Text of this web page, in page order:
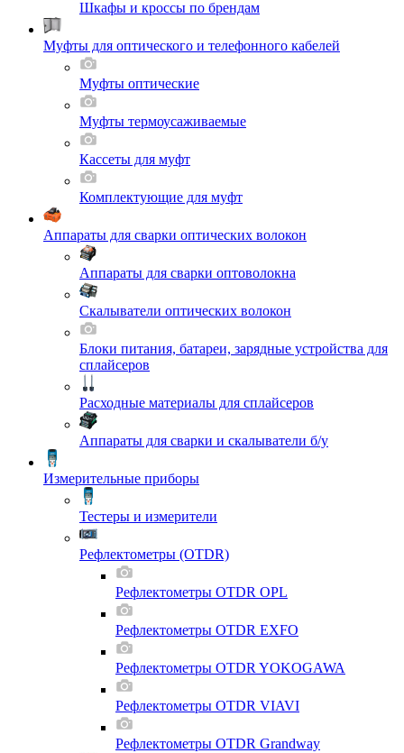
Шкафы и кроссы по брендам
Муфты для оптического и телефонного кабелей
Муфты оптические
Муфты термоусаживаемые
Кассеты для муфт
Комплектующие для муфт
Аппараты для сварки оптических волокон
Аппараты для сварки оптоволокна
Скалыватели оптических волокон
Блоки питания, батареи, зарядные устройства для
сплайсеров
Расходные материалы для сплайсеров
Аппараты для сварки и скалыватели б/у
Измерительные приборы
Тестеры и измерители
Рефлектометры (OTDR)
Рефлектометры OTDR OPL
Рефлектометры OTDR EXFO
Рефлектометры OTDR YOKOGAWA
Рефлектометры OTDR VIAVI
Рефлектометры OTDR Grandway